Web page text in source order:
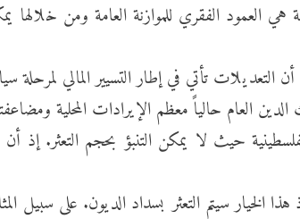
هي العمود الفقري للموازنة العامة ومن
التعديلات تأتي في إطار التسيير المالي
الدين العام حالياً معظم الإيرادات المحلية
حيث لا يمكن التنبؤ بحجم التعثر. إذ أن